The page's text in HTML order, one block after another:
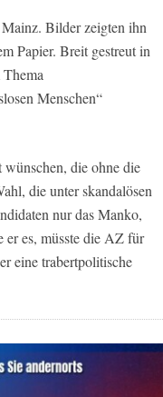
Bilder zeigten ihn
Papier. Breit gestreut in
Menschen“
die ohne die
die unter skandalösen
nur das Manko,
er es, müsste die AZ für
eine trabertpolitische